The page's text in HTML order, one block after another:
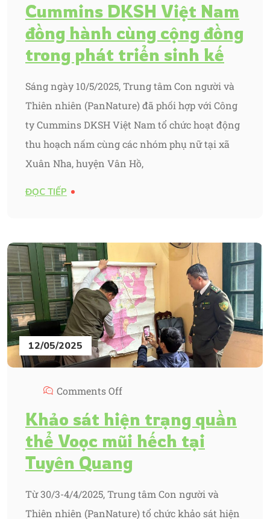
Cummins DKSH Việt Nam
đồng hành cùng cộng đồng
trong phát triển sinh kế
Sáng ngày 10/5/2025, Trung tâm Con người và
Thiên nhiên (PanNature) đã phối hợp với Công
ty Cummins DKSH Việt Nam tổ chức hoạt động
thu hoạch nấm cùng các nhóm phụ nữ tại xã
Xuân Nha, huyện Vân Hồ,
ĐỌC TIẾP
12/05/2025
Comments Off
Khảo sát hiện trạng quần
thể Voọc mũi hếch tại
Tuyên Quang
Từ 30/3-4/4/2025, Trung tâm Con người và
Thiên nhiên (PanNature) tổ chức khảo sát hiện